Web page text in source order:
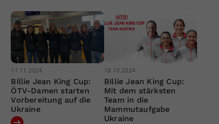
11.11.2024
Billie Jean King Cup:
ÖTV-Damen starten
Vorbereitung auf die
Ukraine
18.10.2024
Billie Jean King Cup:
Mit dem stärksten
Team in die
Mammutaufgabe
Ukraine